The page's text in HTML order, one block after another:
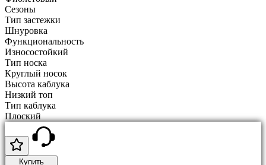
Сезоны
Тип застежки
Шнуровка
Функциональность
Износостойкий
Тип носка
Круглый носок
Высота каблука
Низкий топ
Тип каблука
Плоский
Купить